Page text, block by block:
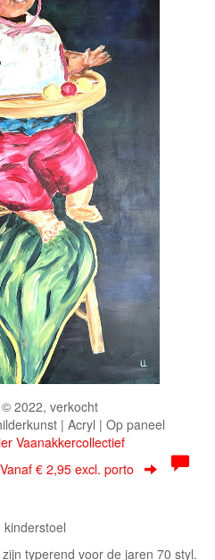
2022, verkocht
| Acryl | Op paneel
Vaanakkercollectief
Vanaf € 2,95 excl. porto
kinderstoel
typerend voor de jaren 70 styl.